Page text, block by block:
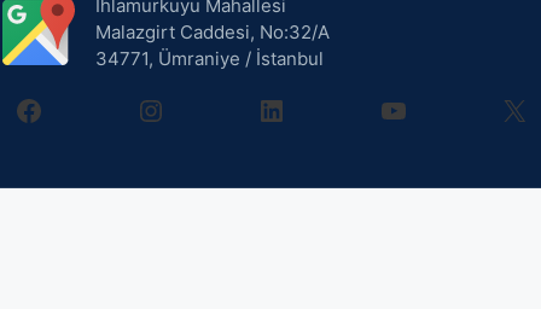
Ihlamurkuyu Mahallesi
Malazgirt Caddesi, No:32/A
34771, Ümraniye / İstanbul
facebookinstagramlinkedin youtube X